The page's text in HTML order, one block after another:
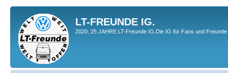
LT-FREUNDE IG.
2020; 25 JAHRE LT-Freunde IG.Die IG für Fans und